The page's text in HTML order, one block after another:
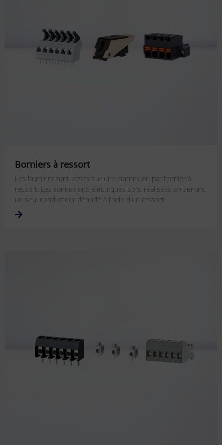
Borniers à ressort
Les borniers sont basés sur une connexion par bornier à
ressort. Les connexions électriques sont réalisées en serrant
un seul conducteur dénudé à l'aide d'un ressort.